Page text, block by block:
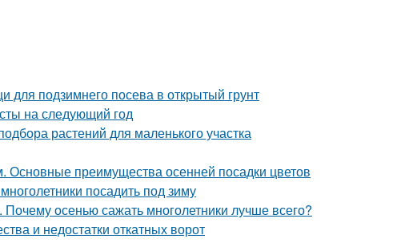
подзимнего посева в открытый грунт
на следующий год
растений для маленького участка
Основные преимущества осенней посадки цветов
посадить под зиму
осенью сажать многолетники лучше всего?
и недостатки откатных ворот